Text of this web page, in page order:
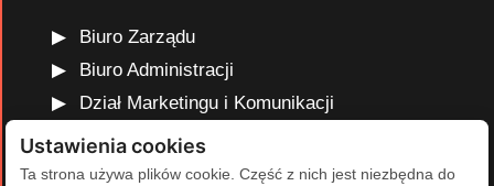
Biuro Zarządu
Biuro Administracji
Dział Marketingu i Komunikacji
Dział Edukacji Olimpijskiej
Dział Finansów i Kadr
Ustawienia cookies
Ta strona używa plików cookie. Część z nich jest niezbędna do